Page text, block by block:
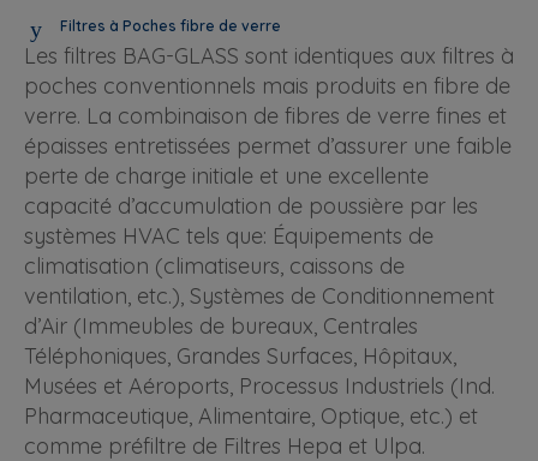
Filtres à Poches fibre de verre
Les filtres BAG-GLASS sont identiques aux filtres à
poches conventionnels mais produits en fibre de
verre. La combinaison de fibres de verre fines et
épaisses entretissées permet d’assurer une faible
perte de charge initiale et une excellente
capacité d’accumulation de poussière par les
systèmes HVAC tels que: Équipements de
climatisation (climatiseurs, caissons de
ventilation, etc.), Systèmes de Conditionnement
d’Air (Immeubles de bureaux, Centrales
Téléphoniques, Grandes Surfaces, Hôpitaux,
Musées et Aéroports, Processus Industriels (Ind.
Pharmaceutique, Alimentaire, Optique, etc.) et
comme préfiltre de Filtres Hepa et Ulpa.